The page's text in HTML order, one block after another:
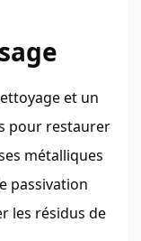
et un
pour restaurer
métalliques
passivation
les résidus de